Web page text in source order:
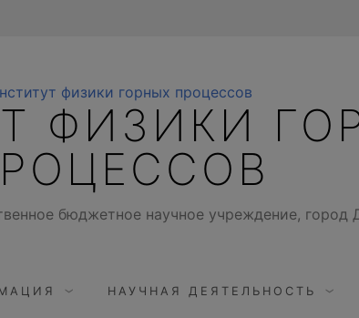
ФИЗИКИ
бюджетное научное учреждение, город
НАУЧНАЯ ДЕЯТЕЛЬНОСТЬ